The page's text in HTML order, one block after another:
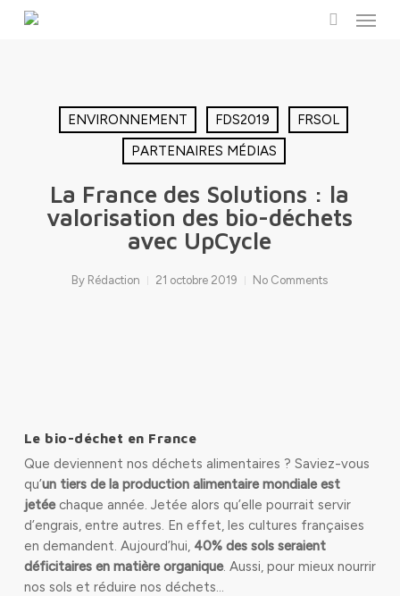
Menu
ENVIRONNEMENT FDS2019
FRSOL
PARTENAIRES MÉDIAS
La France des Solutions : la
valorisation des bio-déchets
avec UpCycle
By Rédaction 21 octobre 2019 No Comments
Le bio-déchet en France
Que deviennent nos déchets alimentaires ? Saviez-vous
qu’un tiers de la production alimentaire mondiale est
jetéechaque année. Jetée alors qu’elle pourrait servir
d’engrais, entre autres. En effet, les cultures françaises
en demandent. Aujourd’hui, 40% des sols seraient
déficitaires en matière organique. Aussi, pour mieux nourrir
nos sols et réduire nos déchets…